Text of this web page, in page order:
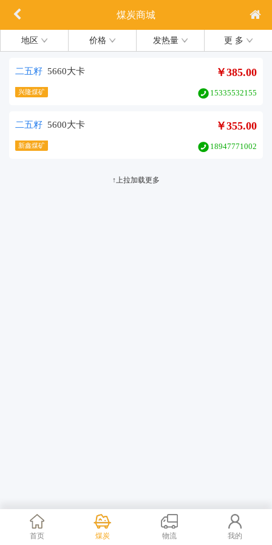
煤炭商城
地区 价格 发热量 更 多
二五籽 5660大卡 ￥385.00
兴隆煤矿 15335532155
二五籽 5600大卡 ￥355.00
新鑫煤矿 18947771002
↑上拉加载更多
首页 煤炭 物流 我的